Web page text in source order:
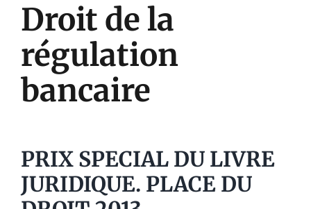
Droit de la
régulation
bancaire
PRIX SPECIAL DU LIVRE
JURIDIQUE. PLACE DU